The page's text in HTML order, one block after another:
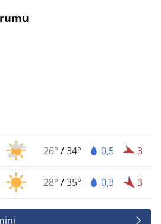
26° /34° 0,5 3
28° /35° 0,3 3